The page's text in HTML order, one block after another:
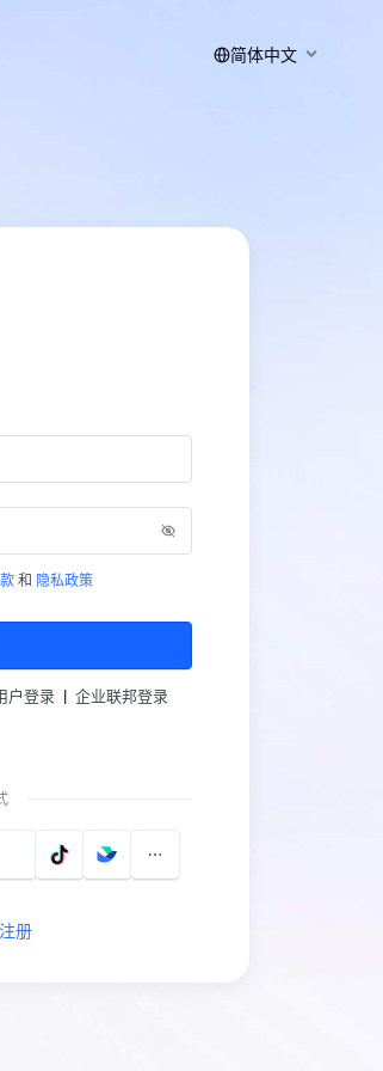
简体中文
和 隐私政策
户登录 | 企业联邦登录
册